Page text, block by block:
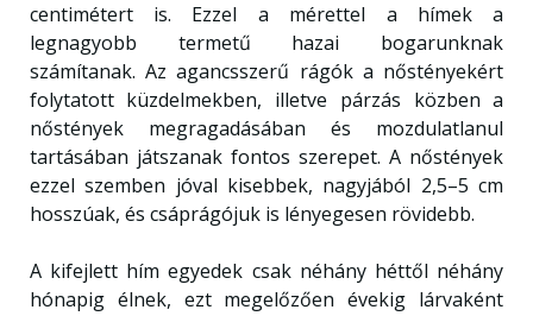
centimétert is. Ezzel a mérettel a hímek a
legnagyobb termetű hazai bogarunknak
számítanak. Az agancsszerű rágók a nőstényekért
folytatott küzdelmekben, illetve párzás közben a
nőstények megragadásában és mozdulatlanul
tartásában játszanak fontos szerepet. A nőstények
ezzel szemben jóval kisebbek, nagyjából 2,5–5 cm
hosszúak, és csáprágójuk is lényegesen rövidebb.
A kifejlett hím egyedek csak néhány héttől néhány
hónapig élnek, ezt megelőzően évekig lárvaként